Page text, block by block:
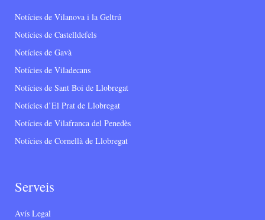
Notícies de Vilanova i la Geltrú
Notícies de Castelldefels
Notícies de Gavà
Notícies de Viladecans
Notícies de Sant Boi de Llobregat
Notícies d’El Prat de Llobregat
Notícies de Vilafranca del Penedès
Notícies de Cornellà de Llobregat
Serveis
Avís Legal